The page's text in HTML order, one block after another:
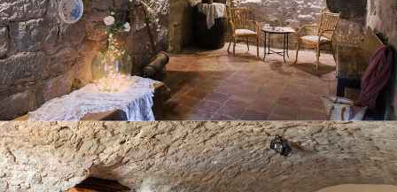
SALA AMB PING PONG